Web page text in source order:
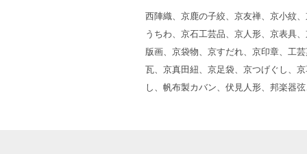
西陣織、京鹿の子絞、京友禅、京小紋
うちわ、京石工芸品、京人形、京表具
版画、京袋物、京すだれ、京印章、工
瓦、京真田紐、京足袋、京つげぐし、
し、帆布製カバン、伏見人形、邦楽器